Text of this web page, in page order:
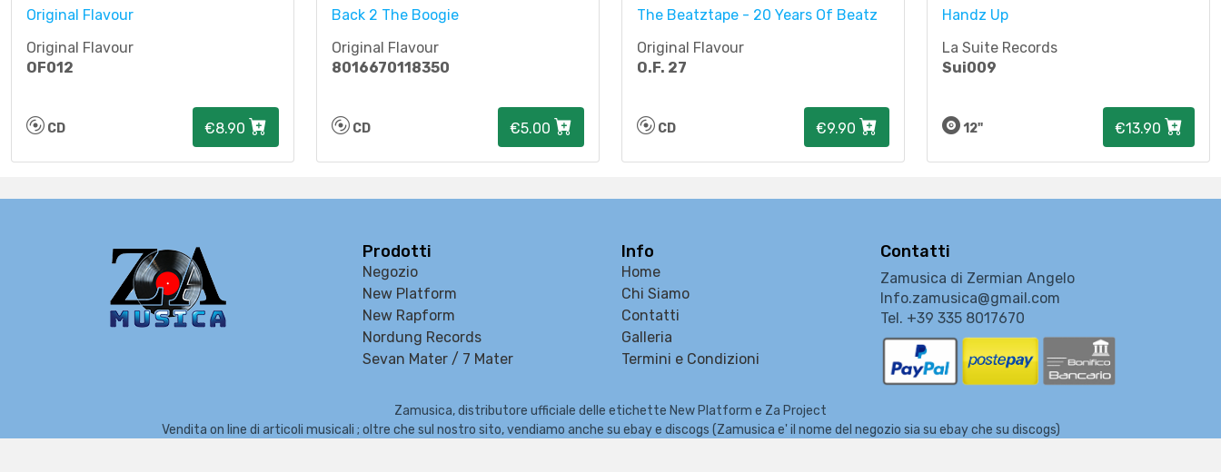
Original Flavour
Original Flavour
OF012
CD €8.90
Back 2 The Boogie
Original Flavour
8016670118350
CD €5.00
The Beatztape - 20 Years Of Beatz
Original Flavour
O.F. 27
CD €9.90
Handz Up
La Suite Records
Sui009
12" €13.90
Prodotti
Negozio
New Platform
New Rapform
Nordung Records
Sevan Mater / 7 Mater
Info
Home
Chi Siamo
Contatti
Galleria
Termini e Condizioni
Contatti
Zamusica di Zermian Angelo
Info.zamusica@gmail.com
Tel. +39 335 8017670
Zamusica, distributore ufficiale delle etichette New Platform e Za Project
Vendita on line di articoli musicali ; oltre che sul nostro sito, vendiamo anche su ebay e discogs (Zamusica e' il nome del negozio sia su ebay che su discogs)